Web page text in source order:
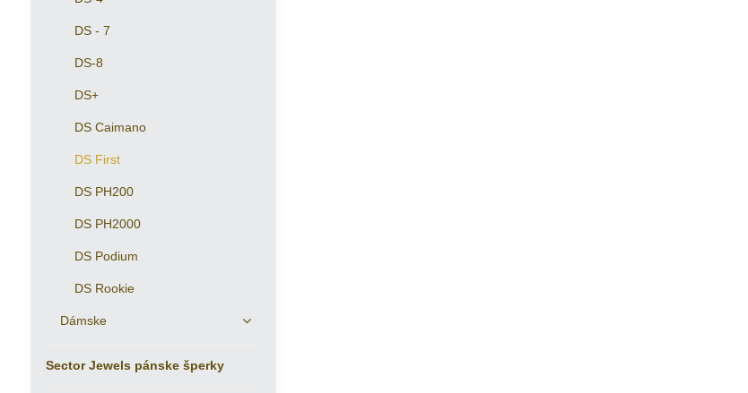
DS - 7
DS-8
DS+
DS Caimano
DS First
DS PH200
DS PH2000
DS Podium
DS Rookie
Dámske
Sector Jewels pánske šperky